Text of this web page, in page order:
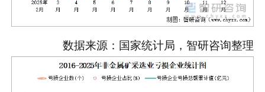
数据来源：国家统计局，智研咨询整理